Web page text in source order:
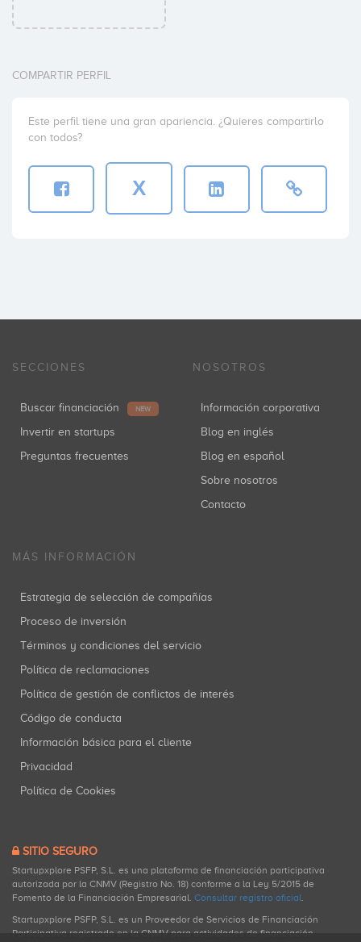
COMPARTIR PERFIL
Este perfil tiene una gran apariencia. ¿Quieres compartirlo
con todos?
X
SECCIONES
Buscar financiación NEW
Invertir en startups
Preguntas frecuentes
NOSOTROS
Información corporativa
Blog en inglés
Blog en español
Sobre nosotros
Contacto
MÁS INFORMACIÓN
Estrategia de selección de compañías
Proceso de inversión
Términos y condiciones del servicio
Política de reclamaciones
Política de gestión de conflictos de interés
Código de conducta
Información básica para el cliente
Privacidad
Política de Cookies
SITIO SEGURO
Startupxplore PSFP, S.L. es una plataforma de financiación participativa
autorizada por la CNMV (Registro No. 18) conforme a la Ley 5/2015 de
Fomento de la Financiación Empresarial. Consultar registro oficial.
Startupxplore PSFP, S.L. es un Proveedor de Servicios de Financiación
Participativa registrado en la CNMV para actividades de financiación